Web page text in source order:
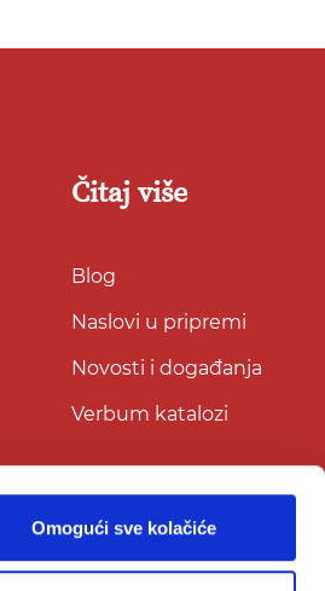
Omogući sve kolačiće
Čitaj više
Blog
Naslovi u pripremi
Novosti i događanja
Verbum katalozi